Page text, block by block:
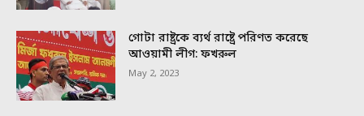
গোটা রাষ্ট্রকে ব্যর্থ রাষ্ট্রে পরিণত করেছে
আওয়ামী লীগ: ফখরুল
May 2, 2023